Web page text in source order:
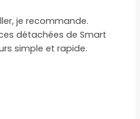
je recommande.
détachées de Smart
simple et rapide.